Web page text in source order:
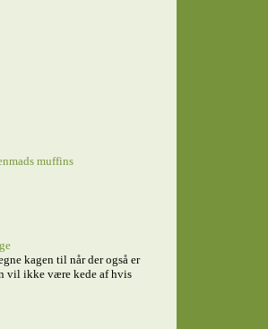
muffins
kagen til når der også er
vil ikke være kede af hvis